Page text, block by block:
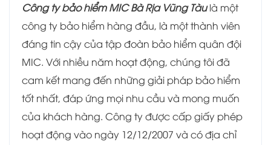
Công ty bảo hiểm MIC Bà Rịa Vũng Tàulà một
công ty bảo hiểm hàng đầu, là một thành viên
đáng tin cậy của tập đoàn bảo hiểm quân đội
MIC. Với nhiều năm hoạt động, chúng tôi đã
cam kết mang đến những giải pháp bảo hiểm
tốt nhất, đáp ứng mọi nhu cầu và mong muốn
của khách hàng. Công ty được cấp giấy phép
hoạt động vào ngày 12/12/2007 và có địa chỉ